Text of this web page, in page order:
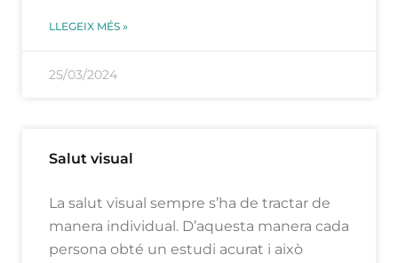
LLEGEIX MÉS »
25/03/2024
Salut visual
La salut visual sempre s’ha de tractar de
manera individual. D’aquesta manera cada
persona obté un estudi acurat i això